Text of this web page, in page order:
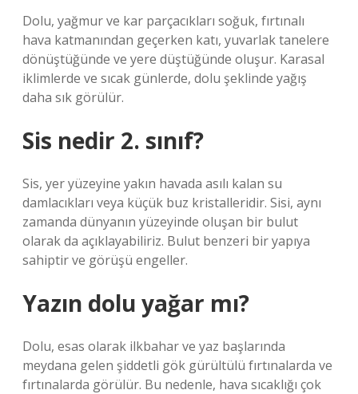
Dolu, yağmur ve kar parçacıkları soğuk, fırtınalı
hava katmanından geçerken katı, yuvarlak tanelere
dönüştüğünde ve yere düştüğünde oluşur. Karasal
iklimlerde ve sıcak günlerde, dolu şeklinde yağış
daha sık görülür.
Sis nedir 2. sınıf?
Sis, yer yüzeyine yakın havada asılı kalan su
damlacıkları veya küçük buz kristalleridir. Sisi, aynı
zamanda dünyanın yüzeyinde oluşan bir bulut
olarak da açıklayabiliriz. Bulut benzeri bir yapıya
sahiptir ve görüşü engeller.
Yazın dolu yağar mı?
Dolu, esas olarak ilkbahar ve yaz başlarında
meydana gelen şiddetli gök gürültülü fırtınalarda ve
fırtınalarda görülür. Bu nedenle, hava sıcaklığı çok